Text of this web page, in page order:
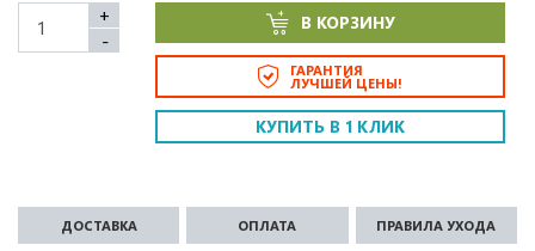
+
-
В КОРЗИНУ
ГАРАНТИЯ
ЛУЧШЕЙ ЦЕНЫ!
КУПИТЬ В 1 КЛИК
ДОСТАВКА ОПЛАТА ПРАВИЛА УХОДА